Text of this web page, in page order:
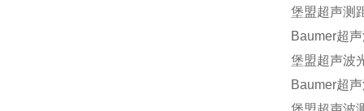
堡盟超声测
Baumer超
堡盟超声波
Baumer超